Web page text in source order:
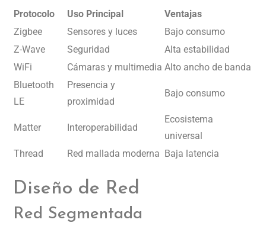
Protocolo Uso Principal
Ventajas
Zigbee
Sensores y luces
Bajo consumo
Z-Wave
Seguridad
Alta estabilidad
WiFi
Cámaras y multimedia Alto ancho de banda
Bluetooth
LE
Presencia y
proximidad
Bajo consumo
Matter Interoperabilidad
Ecosistema
universal
Thread
Red mallada moderna Baja latencia
Diseño de Red
Red Segmentada